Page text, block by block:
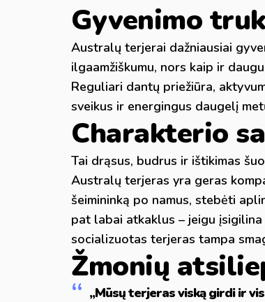
Gyvenimo
Australų terjerai dažniausiai
ilgaamžiškumu, nors kaip ir
Reguliari dantų priežiūra,
sveikus ir energingus daugelį
Charakterio
Tai drąsus, budrus ir ištikimas
Australų terjeras yra geras
šeimininką po namus, stebėti
pat labai atkaklus – jeigu
socializuotas terjeras tampa
Žmonių
„Mūsų terjeras viską girdi ir